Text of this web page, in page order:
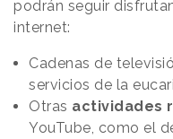
podrán seguir
internet:
Cadenas de
servicios de la
Otras actividades
YouTube, como el